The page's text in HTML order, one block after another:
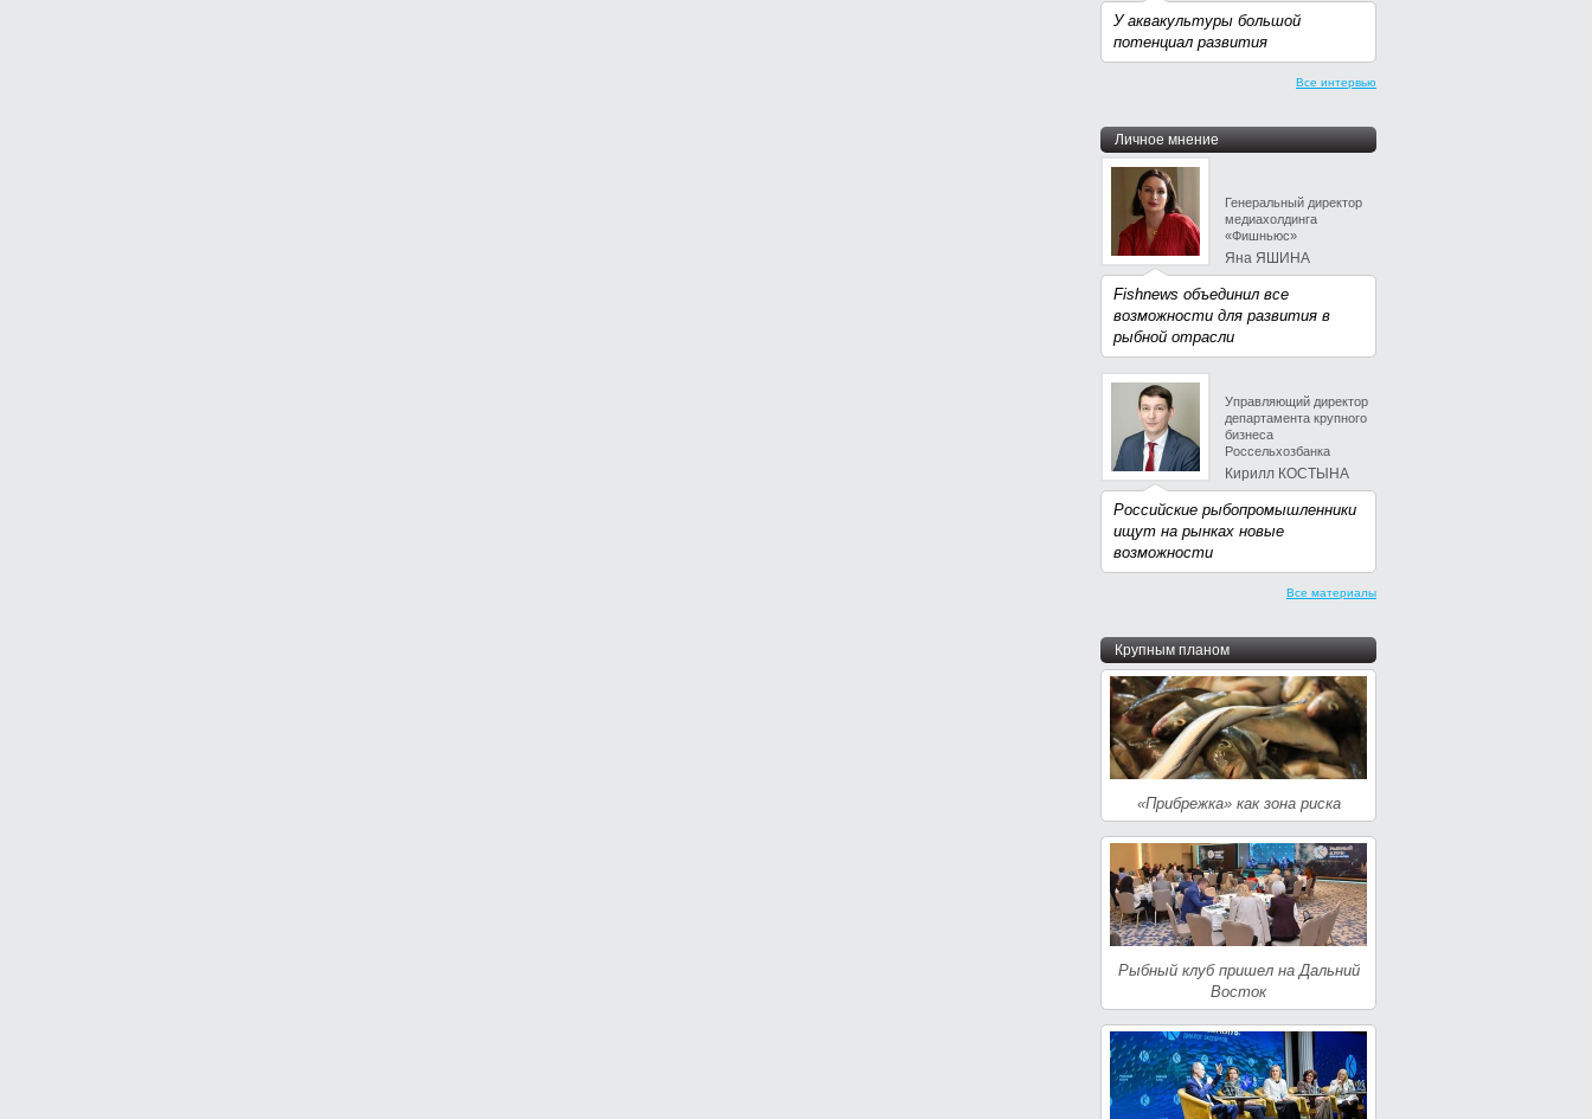
У аквакультуры большой
потенциал развития
Все интервью
Личное мнение
Генеральный директор
медиахолдинга
«Фишньюс»
Яна ЯШИНА
Fishnews объединил все
возможности для развития в
рыбной отрасли
Управляющий директор
департамента крупного
бизнеса
Россельхозбанка
Кирилл КОСТЫНА
Российские рыбопромышленники
ищут на рынках новые
возможности
Все материалы
Крупным планом
«Прибрежка» как зона риска
Рыбный клуб пришел на Дальний
Восток